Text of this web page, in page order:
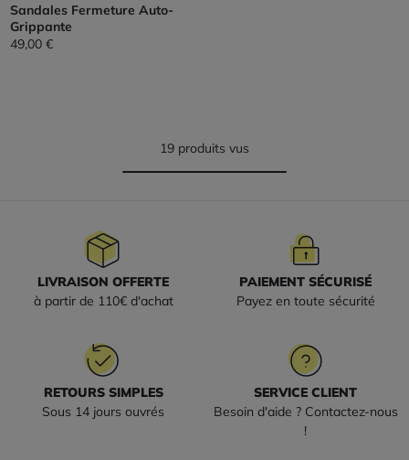
Sandales Fermeture Auto-
Grippante
49,00 €
19 produits vus
LIVRAISON OFFERTE
à partir de 110€ d'achat
PAIEMENT SÉCURISÉ
Payez en toute sécurité
RETOURS SIMPLES
Sous 14 jours ouvrés
SERVICE CLIENT
Besoin d'aide ? Contactez-nous
!